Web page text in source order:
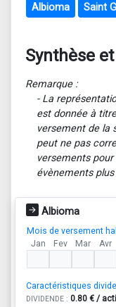
Albioma Saint
Synthèse
Remarque :
- La
est donnée à
versement de la
peut ne pas
versements
évènements
Albioma
Mois de versement
Jan
Fev Mar Avr
Caractéristiques
DIVIDENDE : 0.80 € /